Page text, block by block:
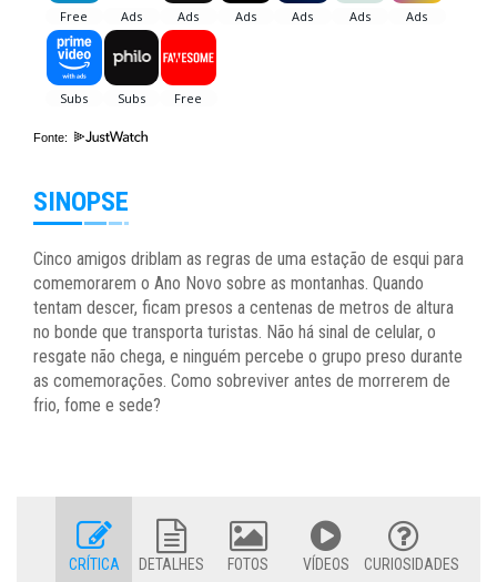
Fonte:
SINOPSE
Cinco amigos driblam as regras de uma estação de esqui para
comemorarem o Ano Novo sobre as montanhas. Quando
tentam descer, ficam presos a centenas de metros de altura
no bonde que transporta turistas. Não há sinal de celular, o
resgate não chega, e ninguém percebe o grupo preso durante
as comemorações. Como sobreviver antes de morrerem de
frio, fome e sede?
CRÍTICA DETALHES FOTOS VÍDEOS CURIOSIDADES